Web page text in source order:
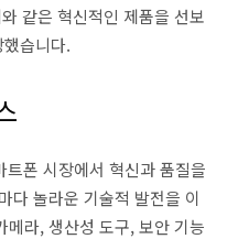
같은 혁신적인 제품을 선보
습니다.
트폰 시장에서 혁신과 품질을
다 놀라운 기술적 발전을 이
라, 생산성 도구, 보안 기능